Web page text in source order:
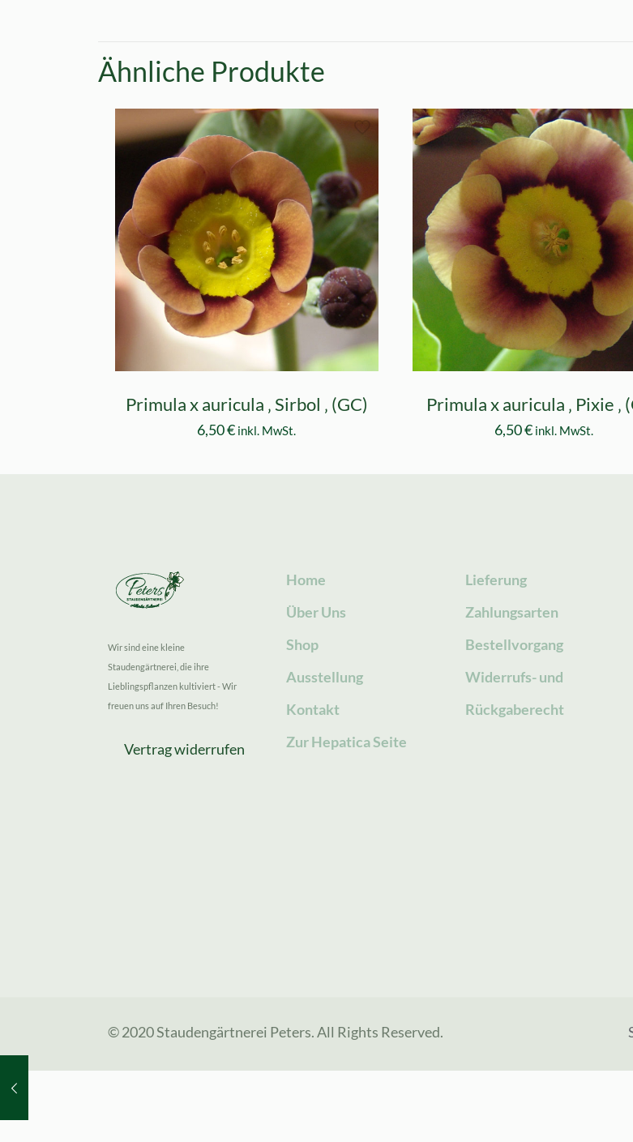
Ähnliche Produkte
Primula x auricula ‚ Sirbol ‚ (GC)
6,50€ inkl. MwSt.
Primula x auricula ‚ Pixie ‚
6,50€ inkl. MwSt.
Wir sind eine kleine
Staudengärtnerei, die ihre
Lieblingspflanzen kultiviert - Wir
freuen uns auf Ihren Besuch!
Vertrag widerrufen
Home
Über Uns
Shop
Ausstellung
Kontakt
Zur Hepatica Seite
Lieferung
Zahlungsarten
Bestellvorgang
Widerrufs- und
Rückgaberecht
© 2020 Staudengärtnerei Peters. All Rights Reserved.